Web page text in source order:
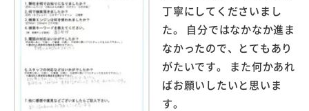
丁寧にしてくださいまし
た。 自分ではなかなか進ま
なかったので、とてもあり
がたいです。 また何かあれ
ばお願いしたいと思いま
す。